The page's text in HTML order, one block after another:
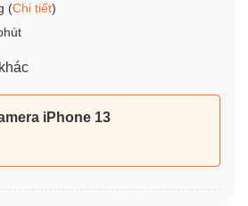
(Chi tiết)
iPhone 13